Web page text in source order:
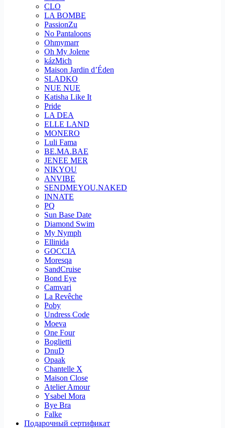
CLO
LA BOMBE
PassionZu
No Pantaloons
Ohmymarr
Oh My Jolene
kázMich
Maison Jardin d’Éden
SLADKO
NUE NUE
Katisha Like It
Pride
LA DEA
ELLE LAND
MONERO
Luli Fama
BE.MA.BAE
JENEE MER
NIKYOU
ANVIBE
SENDMEYOU.NAKED
INNATE
PQ
Sun Base Date
Diamond Swim
My Nymph
Ellinida
GOCCIA
Moresqa
SandCruise
Bond Eye
Camvari
La Revêche
Poby
Undress Code
Moeva
One Four
Boglietti
DnuD
Opaak
Chantelle X
Maison Close
Atelier Amour
Ysabel Mora
Bye Bra
Falke
Подарочный сертификат